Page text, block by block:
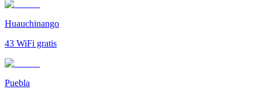
Huauchinango
43 WiFi gratis
Puebla